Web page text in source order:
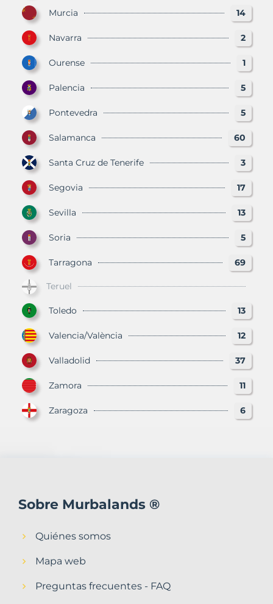
Murcia 14
Navarra 2
Ourense 1
Palencia 5
Pontevedra 5
Salamanca 60
Santa Cruz de Tenerife 3
Segovia 17
Sevilla 13
Soria 5
Tarragona 69
Teruel
Toledo 13
Valencia/València 12
Valladolid 37
Zamora 11
Zaragoza 6
Sobre Murbalands ®
Quiénes somos
Mapa web
Preguntas frecuentes - FAQ